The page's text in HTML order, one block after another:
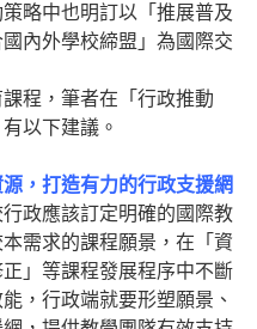
略中也明訂以「推展普及
內外學校締盟」為國際交
程，筆者在「行政推動
以下建議。
，打造有力的行政支援網
政應該訂定明確的國際教
需求的課程願景，在「資
」等課程發展程序中不斷
，行政端就要形塑願景、